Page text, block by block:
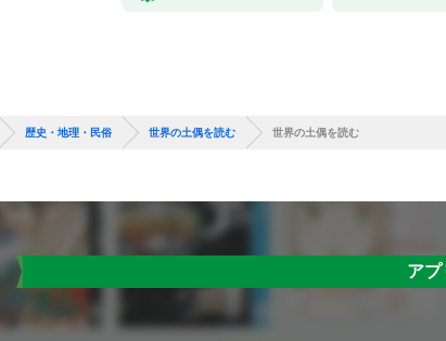
歴史・地理・民俗 世界の土偶を読む 世界の土偶を読む
アプ